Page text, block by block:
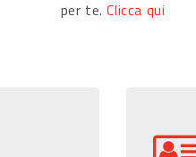
per te.Clicca qui